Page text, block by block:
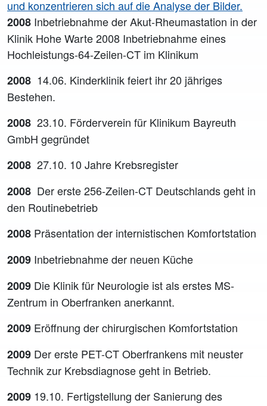
2008 Inbetriebnahme der Akut-Rheumastation in der
Klinik Hohe Warte 2008 Inbetriebnahme eines
Hochleistungs-64-Zeilen-CT im Klinikum
2008 14.06. Kinderklinik feiert ihr 20 jähriges
Bestehen.
2008 23.10. Förderverein für Klinikum Bayreuth
GmbH gegründet
2008 27.10. 10 Jahre Krebsregister
2008 Der erste 256-Zeilen-CT Deutschlands geht in
den Routinebetrieb
2008 Präsentation der internistischen Komfortstation
2009 Inbetriebnahme der neuen Küche
2009 Die Klinik für Neurologie ist als erstes MS-
Zentrum in Oberfranken anerkannt.
2009 Eröffnung der chirurgischen Komfortstation
2009 Der erste PET-CT Oberfrankens mit neuster
Technik zur Krebsdiagnose geht in Betrieb.
2009 19.10. Fertigstellung der Sanierung des